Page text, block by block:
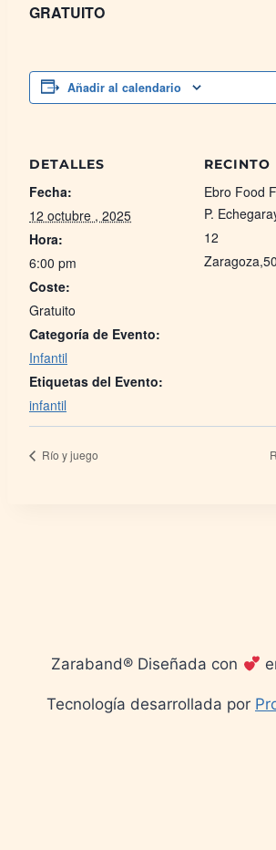
GRATUITO
Añadir al calendario
DETALLES
Fecha:
12 octubre , 2025
Hora:
6:00 pm
Coste:
Gratuito
Categoría de Evento:
Infantil
Etiquetas del Evento:
infantil
RECINTO
Ebro Food
P.
12
Zaragoza,
Río y juego
Zaraband® Diseñada con
Tecnología desarrollada por